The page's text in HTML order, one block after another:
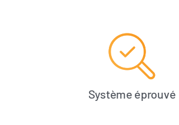
Système éprouvé